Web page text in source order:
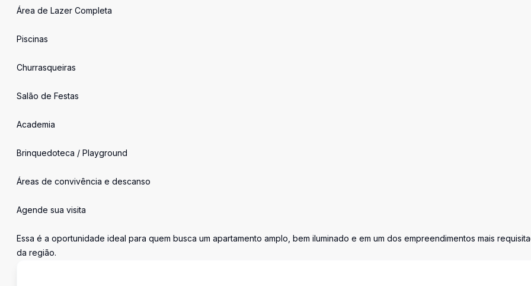
Área de Lazer Completa
Piscinas
Churrasqueiras
Salão de Festas
Academia
Brinquedoteca / Playground
Áreas de convivência e descanso
Agende sua visita
Essa é a oportunidade ideal para quem busca um apartamento amplo, bem iluminado e em um dos empreendimentos mais
da região.